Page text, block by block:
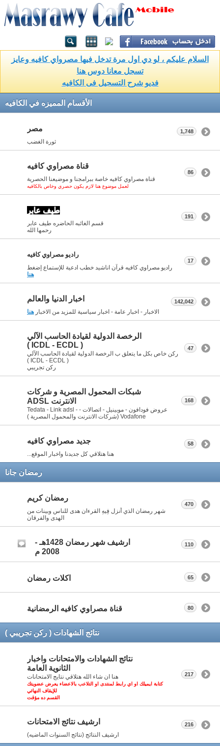
السلام عليكم ، لو دي اول مرة تدخل فيها مصرواي كافيه وعايز
تسجل معانا دوس هنا
فديو شرح التسجيل فى الكافيه
الأقسام المميزه في الكافيه
مصر
ثورة الغضب
1,748
قناة مصراوي كافيه
قناة مصراوي كافيه خاصة ببرامجنا و موضيعنا الحصرية
لعمل موضوع هنا لازم يكون حصري وخاص بالكافيه
86
طيف عابر
قسم الغائبه الحاضره طيف عابر
رحمها الله
191
راديو مصراوي كافيه
راديو مصراوي كافيه قرآن اناشيد خطب ادعية للإستماع إضغط
هنا
17
اخبار الدنيا والعالم
الاخبار - اخبار عامة - اخبار سياسية للمزيد من الاخبار هنا
142,042
الرخصة الدولية لقيادة الحاسب الآلي
( ICDL - ECDL )
ركن خاص بكل ما يتعلق ب الرخصة الدولية لقيادة الحاسب الآلي
( ICDL - ECDL )
ركن تجريبي
47
شبكات المحمول المصرية و شركات
الانترنت ADSL
عروض فودافون - موبينيل - اتصالات - Tedata - Link adsl -
Vodafone (شركات الانترنت والمحمول المصرية )
168
جديد مصراوي كافيه
هنا هتلاقي كل جديدنا واخبار الموقع...
58
رمضان جانا
رمضان كريم
شهر رمضان الذي أنزل فِيهِ القرءان هدى للناس وبينات من
الهدى والفرقان
470
ارشيف شهر رمضان 1428هـ -
2008 م
110
اكلات رمضان 65
قناة مصراوي كافيه الرمضانية 80
نتائج الشهادات ( ركن تجريبي )
نتائج الشهادات والامتحانات واخبار
الثانوية العامة
هنا ان شاء الله هتلاقي نتايج الامتحانات
كتابة ايميلك او اي رابط لمنتدى او التلاعب بالاعضاء يعرض عضويتك
للإيقاف النهائي
القسم ده مؤقت
217
ارشيف نتائج الامتحانات
ارشيف النتائج (نتائج السنوات الماضيه)
216